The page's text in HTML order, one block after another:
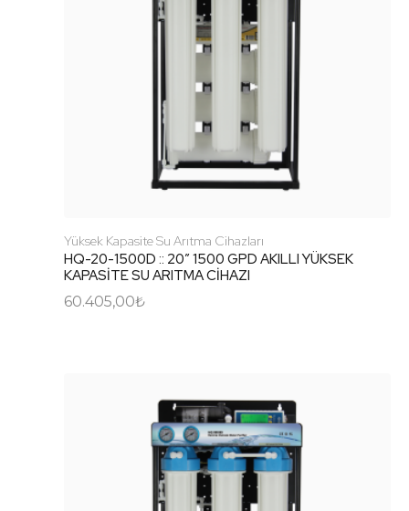
Yüksek Kapasite Su Arıtma Cihazları
HQ-20-1500D :: 20″ 1500 GPD AKILLI YÜKSEK
KAPASİTE SU ARITMA CİHAZI
60.405,00₺